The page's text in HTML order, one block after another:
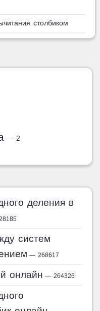
столбиком
— 2
деления в
систем
— 268617
онлайн — 264326